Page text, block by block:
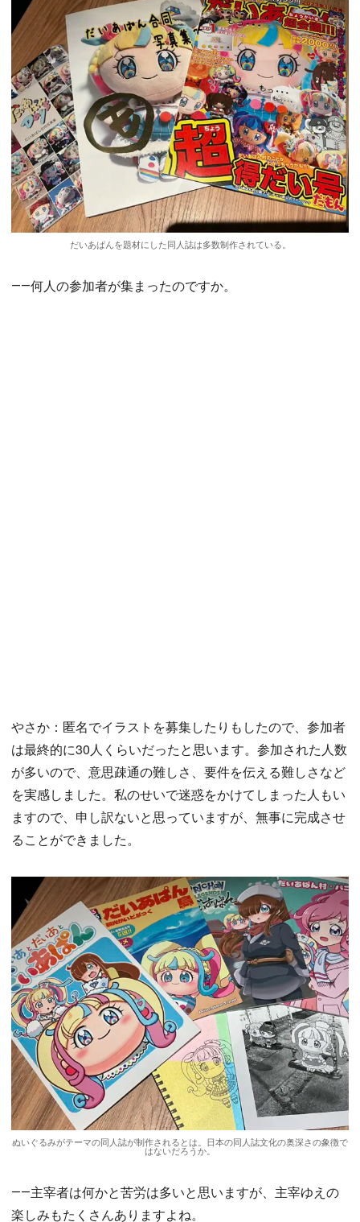
だいあぱんを題材にした同人誌は多数制作されている。
――何人の参加者が集まったのですか。
やさか：匿名でイラストを募集したりもしたので、参加者
は最終的に30人くらいだったと思います。参加された人数
が多いので、意思疎通の難しさ、要件を伝える難しさなど
を実感しました。私のせいで迷惑をかけてしまった人もい
ますので、申し訳ないと思っていますが、無事に完成させ
ることができました。
ぬいぐるみがテーマの同人誌が制作されるとは。日本の同人誌文化の奥深さの象徴で
はないだろうか。
――主宰者は何かと苦労は多いと思いますが、主宰ゆえの
楽しみもたくさんありますよね。